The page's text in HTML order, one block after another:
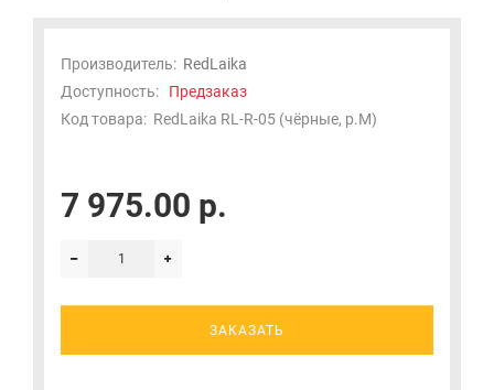
Производитель: RedLaika
Доступность: Предзаказ
Код товара: RedLaika RL-R-05 (чёрные, р.M)
7 975.00 р.
ЗАКАЗАТЬ